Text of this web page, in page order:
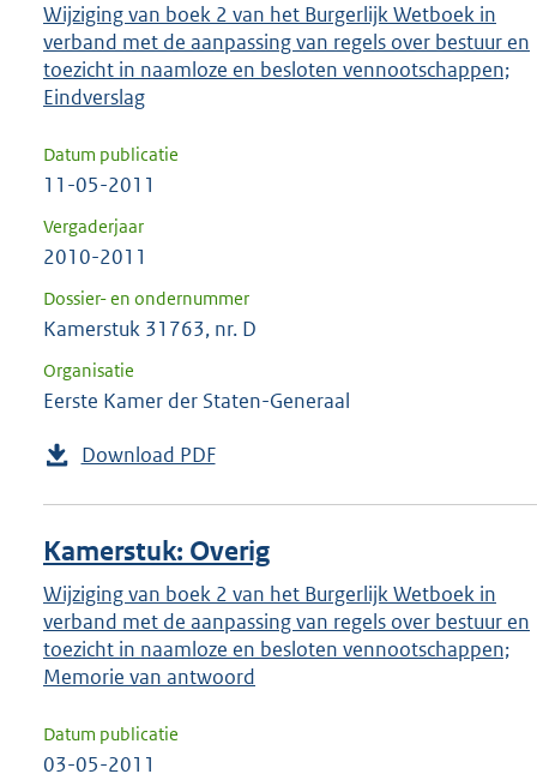
Wijziging van boek 2 van het Burgerlijk Wetboek in
verband met de aanpassing van regels over bestuur en
toezicht in naamloze en besloten vennootschappen;
Eindverslag
Datum publicatie
11-05-2011
Vergaderjaar
2010-2011
Dossier- en ondernummer
Kamerstuk 31763, nr. D
Organisatie
Eerste Kamer der Staten-Generaal
Download PDF
Kamerstuk: Overig
Wijziging van boek 2 van het Burgerlijk Wetboek in
verband met de aanpassing van regels over bestuur en
toezicht in naamloze en besloten vennootschappen;
Memorie van antwoord
Datum publicatie
03-05-2011